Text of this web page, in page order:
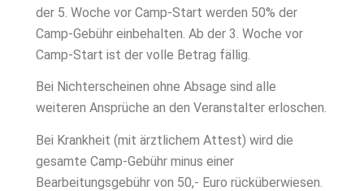
der 5. Woche vor Camp-Start werden 50% der
Camp-Gebühr einbehalten. Ab der 3. Woche vor
Camp-Start ist der volle Betrag fällig.
Bei Nichterscheinen ohne Absage sind alle
weiteren Ansprüche an den Veranstalter erloschen.
Bei Krankheit (mit ärztlichem Attest) wird die
gesamte Camp-Gebühr minus einer
Bearbeitungsgebühr von 50,- Euro rücküberwiesen.